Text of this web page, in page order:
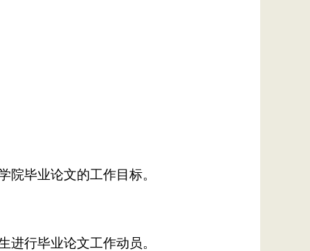
院毕业论文的工作目标。
进行毕业论文工作动员。